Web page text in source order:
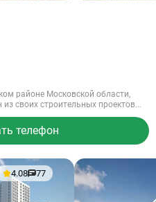
районе Московской области,
своих строительных проектов...
телефон
4.08 77